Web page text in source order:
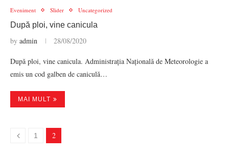
Eveniment Slider Uncategorized
După ploi, vine canicula
by admin 28/08/2020
După ploi, vine canicula. Administrația Națională de Meteorologie a
emis un cod galben de caniculă…
MAI MULT
1 2